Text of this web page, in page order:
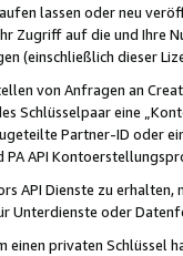
lassen oder neu
Zugriff auf die und Ihre
(einschließlich dieser
von Anfragen an
Schlüsselpaar eine
Partner-ID oder
PA API
API Dienste zu
Unterdienste oder
einen privaten